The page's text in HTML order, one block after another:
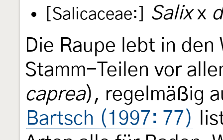
[Salicaceae:] Salixx
Die Raupe lebt in
Stamm-Teilen vor
caprea), regelmäßig
Bartsch (1997: 77)